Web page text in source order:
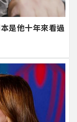
是他十年來看過